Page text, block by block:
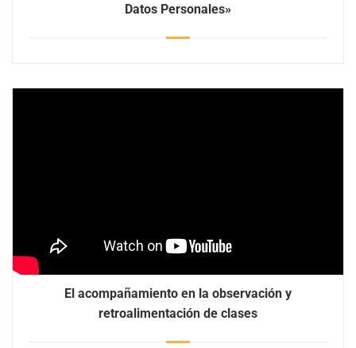
Datos Personales»
El acompañamiento en la observación y
retroalimentación de clases